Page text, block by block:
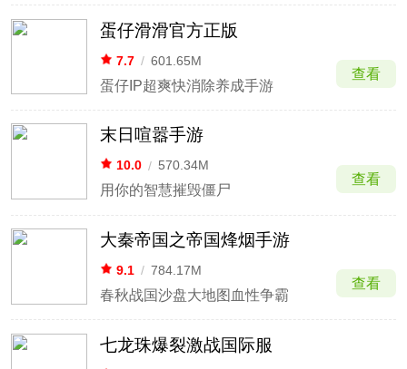
蛋仔滑滑官方正版
7.7 / 601.65M
蛋仔IP超爽快消除养成手游
查看
末日喧嚣手游
10.0 / 570.34M
用你的智慧摧毁僵尸
查看
大秦帝国之帝国烽烟手游
9.1 / 784.17M
春秋战国沙盘大地图血性争霸
查看
七龙珠爆裂激战国际服